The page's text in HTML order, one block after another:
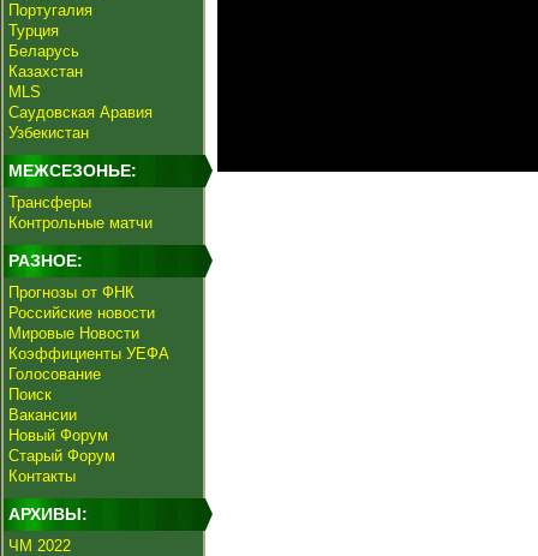
Португалия
Турция
Беларусь
Казахстан
MLS
Саудовская Аравия
Узбекистан
МЕЖСЕЗОНЬЕ:
Трансферы
Контрольные матчи
РАЗНОЕ:
Прогнозы от ФНК
Российские новости
Мировые Новости
Коэффициенты УЕФА
Голосование
Поиск
Вакансии
Новый Форум
Старый Форум
Контакты
АРХИВЫ:
ЧМ 2022